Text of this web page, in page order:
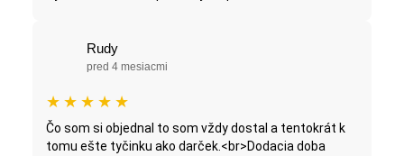
Rudy
pred 4 mesiacmi
★ ★ ★ ★ ★
Čo som si objednal to som vždy dostal a tentokrát k
tomu ešte tyčinku ako darček.<br>Dodacia doba